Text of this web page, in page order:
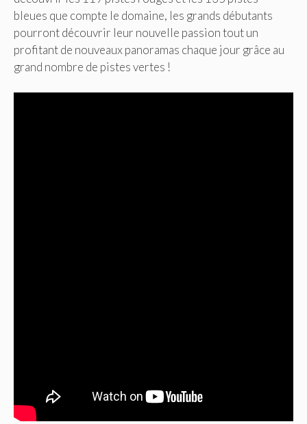
bleues que compte le domaine, les grands débutants
pourront découvrir leur nouvelle passion tout un
profitant de nouveaux panoramas chaque jour grâce au
grand nombre de pistes vertes !